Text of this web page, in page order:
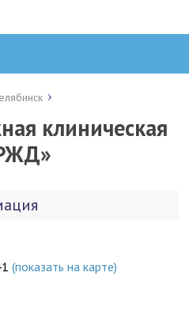
клиническая
(показать на карте)